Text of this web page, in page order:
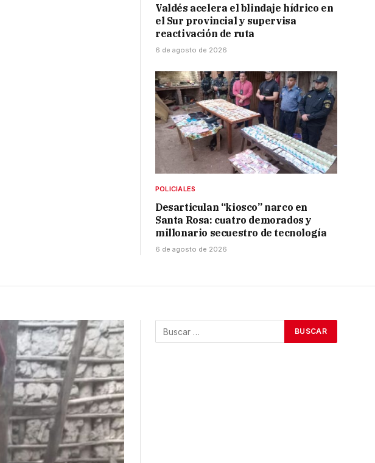
Valdés acelera el blindaje hídrico en
el Sur provincial y supervisa
reactivación de ruta
6 de agosto de 2026
POLICIALES
Desarticulan “kiosco” narco en
Santa Rosa: cuatro demorados y
millonario secuestro de tecnología
6 de agosto de 2026